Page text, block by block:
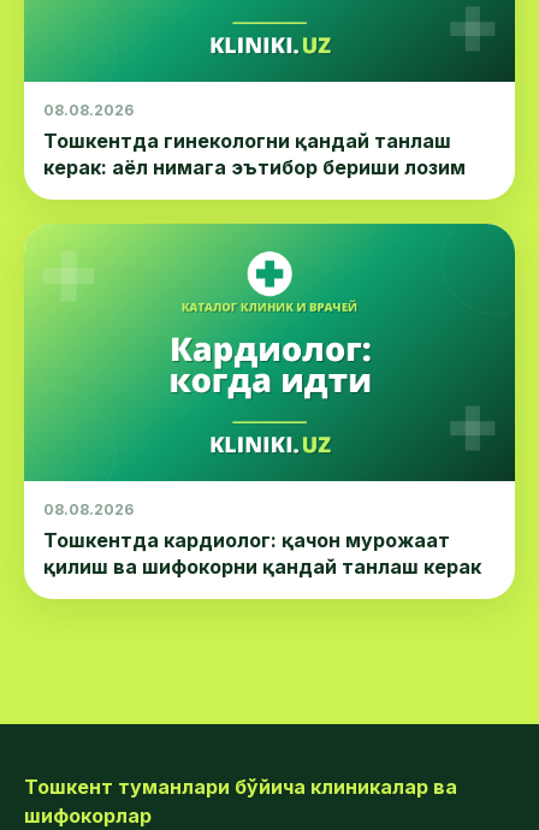
08.08.2026
Тошкентда гинекологни қандай танлаш
керак: аёл нимага эътибор бериши лозим
08.08.2026
Тошкентда кардиолог: қачон мурожаат
қилиш ва шифокорни қандай танлаш керак
Тошкент туманлари бўйича клиникалар ва
шифокорлар